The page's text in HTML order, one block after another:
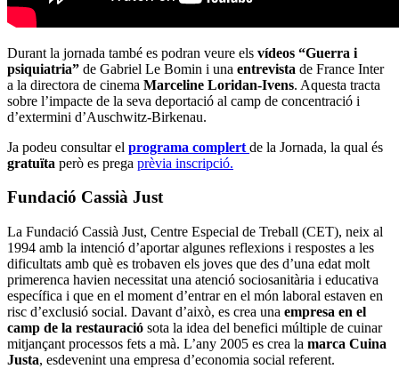
Durant la jornada també es podran veure els vídeos “Guerra i
psiquiatria” de Gabriel Le Bomin i una entrevista de France Inter
a la directora de cinema Marceline Loridan-Ivens. Aquesta tracta
sobre l’impacte de la seva deportació al camp de concentració i
d’extermini d’Auschwitz-Birkenau.
Ja podeu consultar el programa complert de la Jornada, la qual és
gratuïta però es prega prèvia inscripció.
Fundació Cassià Just
La Fundació Cassià Just, Centre Especial de Treball (CET), neix al
1994 amb la intenció d’aportar algunes reflexions i respostes a les
dificultats amb què es trobaven els joves que des d’una edat molt
primerenca havien necessitat una atenció sociosanitària i educativa
específica i que en el moment d’entrar en el món laboral estaven en
risc d’exclusió social. Davant d’això, es crea una empresa en el
camp de la restauració sota la idea del benefici múltiple de cuinar
mitjançant processos fets a mà. L’any 2005 es crea la marca Cuina
Justa, esdevenint una empresa d’economia social referent.